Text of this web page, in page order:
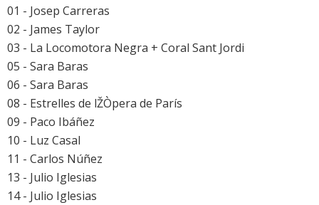
01 - Josep Carreras
02 - James Taylor
03 - La Locomotora Negra + Coral Sant Jordi
05 - Sara Baras
06 - Sara Baras
08 - Estrelles de lŽÒpera de París
09 - Paco Ibáñez
10 - Luz Casal
11 - Carlos Núñez
13 - Julio Iglesias
14 - Julio Iglesias